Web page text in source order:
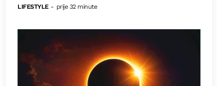
LIFESTYLE - prije 32 minute